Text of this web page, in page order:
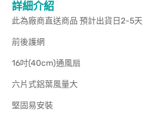
詳細介紹
此為廠商直送商品 預計出貨日2-5天
前後護網
16吋(40cm)通風扇
六片式鋁葉風量大
堅固易安裝